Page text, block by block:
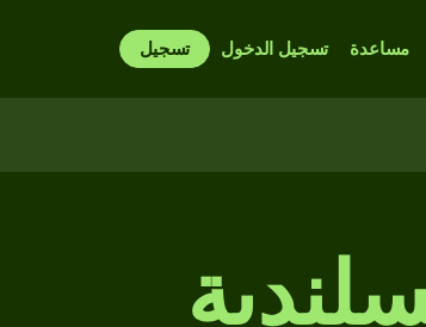
مساعدة تسجيل الدخول تسجيل